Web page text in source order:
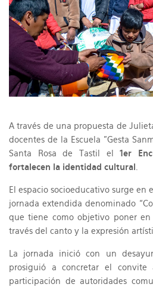
A través de una propuesta de
docentes de la Escuela "Gesta
Santa Rosa de Tastil el1er
fortalecen la identidad cultural
El espacio socioeducativo surge en
jornada extendida denominado
que tiene como objetivo poner
través del canto y la expresión
La jornada inició con un
prosiguió a concretar el
participación de autoridades